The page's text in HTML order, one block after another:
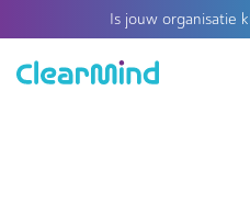
Is jouw organisatie